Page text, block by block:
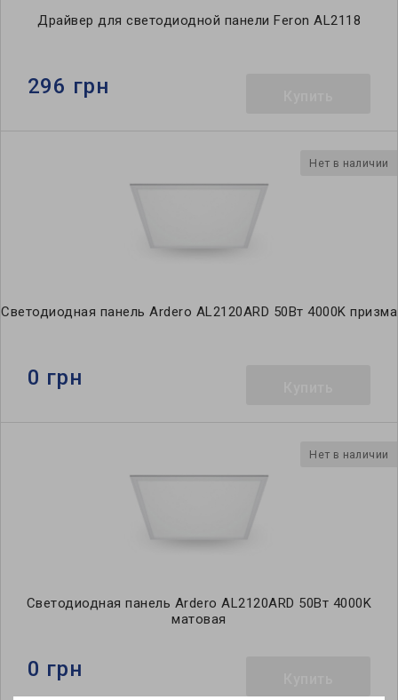
Драйвер для светодиодной панели Feron AL2118
296 грн
Нет в наличии
Светодиодная панель Ardero AL2120ARD 50Вт 4000K призма
0 грн
Нет в наличии
Светодиодная панель Ardero AL2120ARD 50Вт 4000K
матовая
0 грн